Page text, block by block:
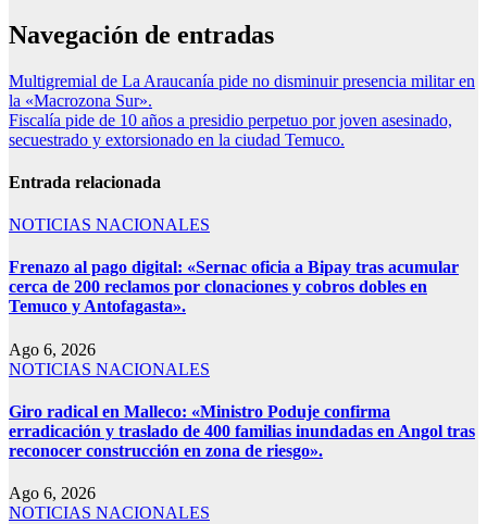
Navegación de entradas
Multigremial de La Araucanía pide no disminuir presencia militar en
la «Macrozona Sur».
Fiscalía pide de 10 años a presidio perpetuo por joven asesinado,
secuestrado y extorsionado en la ciudad Temuco.
Entrada relacionada
NOTICIAS NACIONALES
Frenazo al pago digital: «Sernac oficia a Bipay tras acumular
cerca de 200 reclamos por clonaciones y cobros dobles en
Temuco y Antofagasta».
Ago 6, 2026
NOTICIAS NACIONALES
Giro radical en Malleco: «Ministro Poduje confirma
erradicación y traslado de 400 familias inundadas en Angol tras
reconocer construcción en zona de riesgo».
Ago 6, 2026
NOTICIAS NACIONALES